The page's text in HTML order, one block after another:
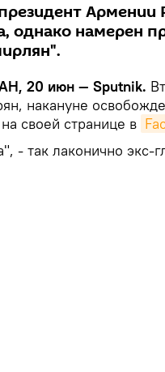
Армении
однако намерен
20 июн — Sputnik.
накануне
своей странице в
- так лаконично экс-